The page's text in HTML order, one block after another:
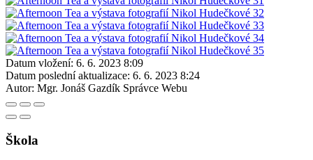
Datum vložení: 6. 6. 2023 8:09
Datum poslední aktualizace: 6. 6. 2023 8:24
Autor: Mgr. Jonáš Gazdík Správce Webu
Škola